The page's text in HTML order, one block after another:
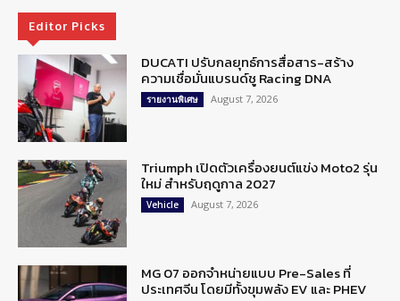
Editor Picks
DUCATI ปรับกลยุทธ์การสื่อสาร-สร้าง
ความเชื่อมั่นแบรนด์ชู Racing DNA
รายงานพิเศษ August 7, 2026
Triumph เปิดตัวเครื่องยนต์แข่ง Moto2 รุ่น
ใหม่ สำหรับฤดูกาล 2027
Vehicle August 7, 2026
MG 07 ออกจำหน่ายแบบ Pre-Sales ที่
ประเทศจีน โดยมีทั้งขุมพลัง EV และ PHEV